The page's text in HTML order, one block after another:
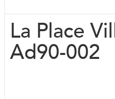
La Place
Ad90-002